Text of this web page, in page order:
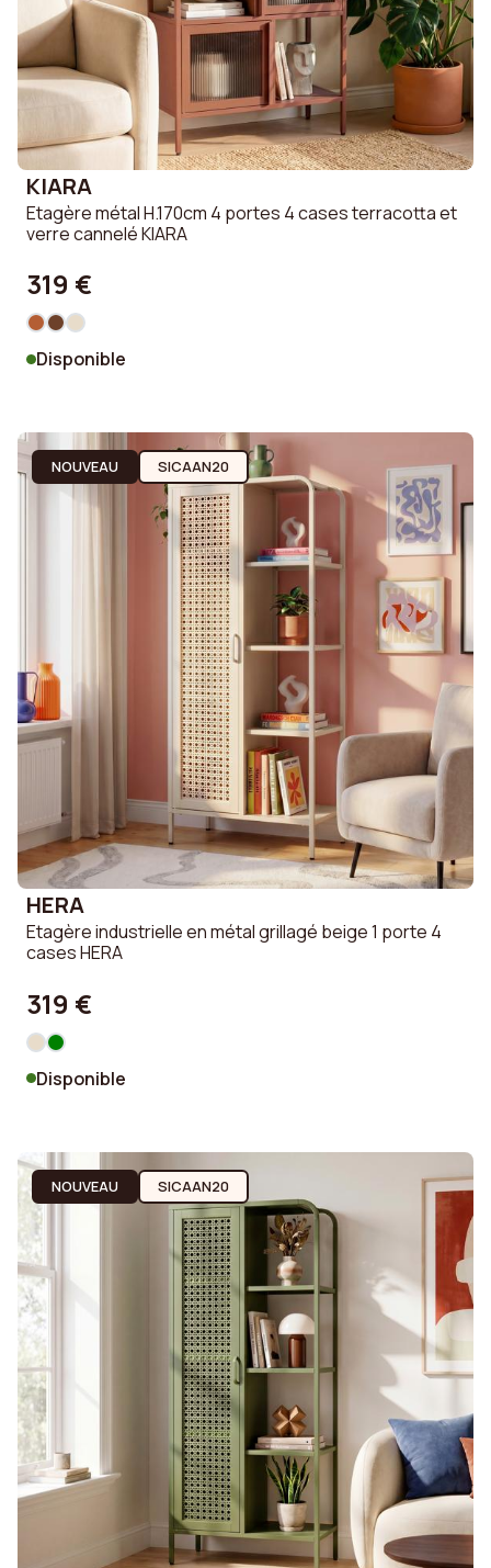
KIARA
Etagère métal H.170cm 4 portes 4 cases terracotta et
verre cannelé KIARA
319 €
Disponible
NOUVEAU SICAAN20
HERA
Etagère industrielle en métal grillagé beige 1 porte 4
cases HERA
319 €
Disponible
NOUVEAU SICAAN20